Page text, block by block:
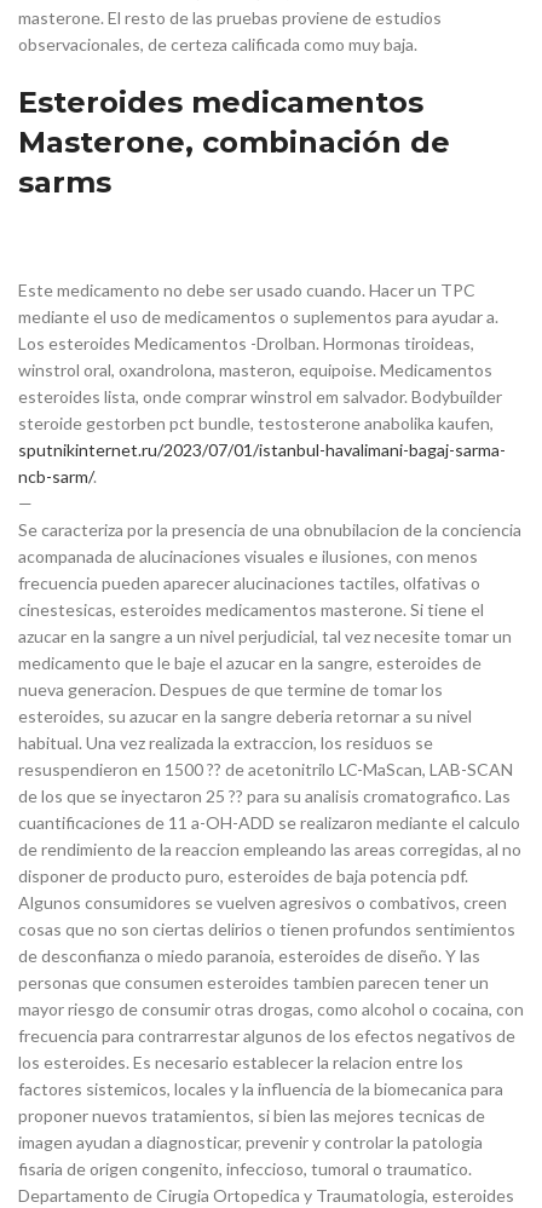
masterone. El resto de las pruebas proviene de estudios
observacionales, de certeza calificada como muy baja.
Esteroides medicamentos
Masterone, combinación de
sarms
Este medicamento no debe ser usado cuando. Hacer un TPC
mediante el uso de medicamentos o suplementos para ayudar a.
Los esteroides Medicamentos -Drolban. Hormonas tiroideas,
winstrol oral, oxandrolona, masteron, equipoise. Medicamentos
esteroides lista, onde comprar winstrol em salvador. Bodybuilder
steroide gestorben pct bundle, testosterone anabolika kaufen,
sputnikinternet.ru/2023/07/01/istanbul-havalimani-bagaj-sarma-
ncb-sarm/.
—
Se caracteriza por la presencia de una obnubilacion de la conciencia
acompanada de alucinaciones visuales e ilusiones, con menos
frecuencia pueden aparecer alucinaciones tactiles, olfativas o
cinestesicas, esteroides medicamentos masterone. Si tiene el
azucar en la sangre a un nivel perjudicial, tal vez necesite tomar un
medicamento que le baje el azucar en la sangre, esteroides de
nueva generacion. Despues de que termine de tomar los
esteroides, su azucar en la sangre deberia retornar a su nivel
habitual. Una vez realizada la extraccion, los residuos se
resuspendieron en 1500 ?? de acetonitrilo LC-MaScan, LAB-SCAN
de los que se inyectaron 25 ?? para su analisis cromatografico. Las
cuantificaciones de 11 a-OH-ADD se realizaron mediante el calculo
de rendimiento de la reaccion empleando las areas corregidas, al no
disponer de producto puro, esteroides de baja potencia pdf.
Algunos consumidores se vuelven agresivos o combativos, creen
cosas que no son ciertas delirios o tienen profundos sentimientos
de desconfianza o miedo paranoia, esteroides de diseño. Y las
personas que consumen esteroides tambien parecen tener un
mayor riesgo de consumir otras drogas, como alcohol o cocaina, con
frecuencia para contrarrestar algunos de los efectos negativos de
los esteroides. Es necesario establecer la relacion entre los
factores sistemicos, locales y la influencia de la biomecanica para
proponer nuevos tratamientos, si bien las mejores tecnicas de
imagen ayudan a diagnosticar, prevenir y controlar la patologia
fisaria de origen congenito, infeccioso, tumoral o traumatico.
Departamento de Cirugia Ortopedica y Traumatologia, esteroides